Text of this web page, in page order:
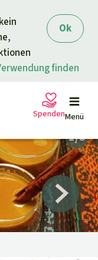
Ok
finden
Menü
Spenden